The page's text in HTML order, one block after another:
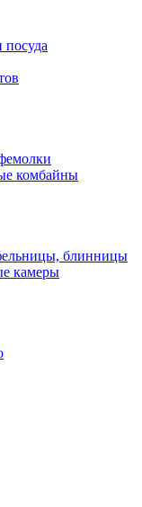
комбайны
блинницы
камеры